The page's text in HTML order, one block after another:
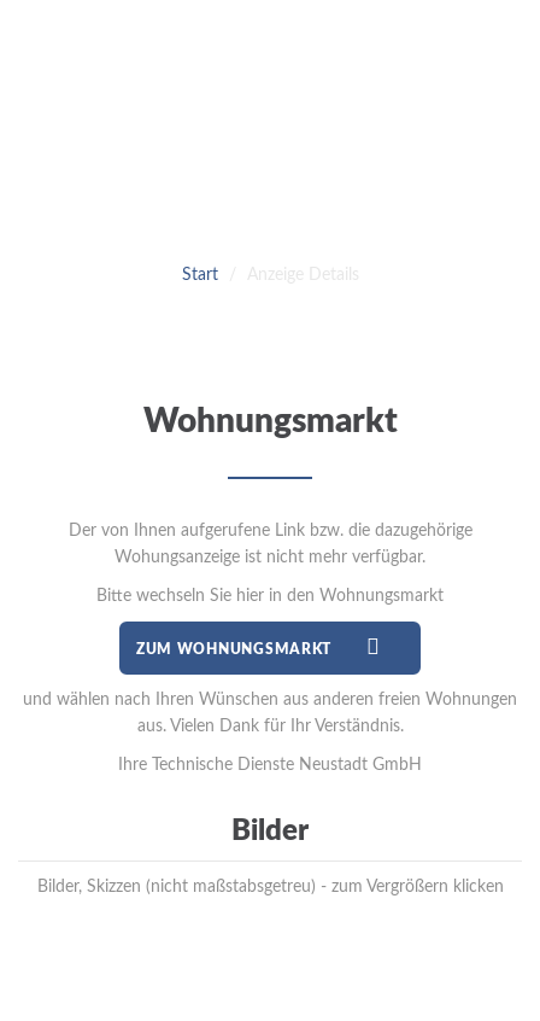
Start Anzeige Details
Wohnungsmarkt
Der von Ihnen aufgerufene Link bzw. die dazugehörige
Wohungsanzeige ist nicht mehr verfügbar.
Bitte wechseln Sie hier in den Wohnungsmarkt
ZUM WOHNUNGSMARKT
und wählen nach Ihren Wünschen aus anderen freien Wohnungen
aus. Vielen Dank für Ihr Verständnis.
Ihre Technische Dienste Neustadt GmbH
Bilder
Bilder, Skizzen (nicht maßstabsgetreu) - zum Vergrößern klicken